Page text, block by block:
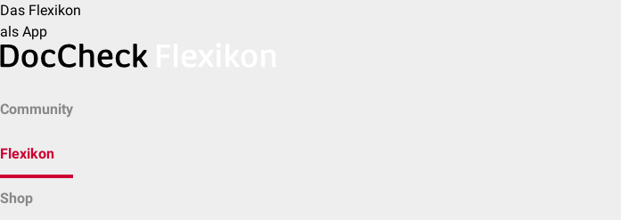
Das Flexikon
als App
Community
Flexikon
Shop